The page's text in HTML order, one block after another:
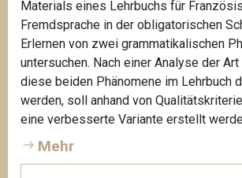
Materials eines Lehrbuchs für
Fremdsprache in der obligatorischen
Erlernen von zwei grammatikalischen
untersuchen. Nach einer Analyse der
diese beiden Phänomene im Lehrbuch
werden, soll anhand von
eine verbesserte Variante erstellt
Mehr